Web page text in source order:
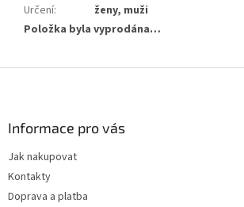
Určení:
ženy, muži
Položka byla vyprodána…
Informace pro vás
Jak nakupovat
Kontakty
Doprava a platba